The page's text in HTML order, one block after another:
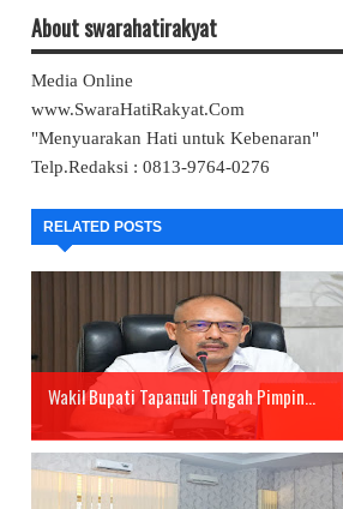
About swarahatirakyat
Media Online
www.SwaraHatiRakyat.Com
"Menyuarakan Hati untuk Kebenaran"
Telp.Redaksi : 0813-9764-0276
RELATED POSTS
Wakil Bupati Tapanuli Tengah Pimpin...